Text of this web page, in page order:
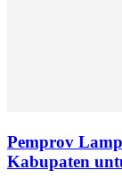
Pemprov
Kabupaten